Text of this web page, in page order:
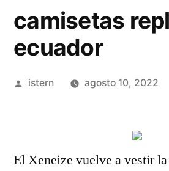
camisetas
ecuador
Publicado
istern agosto 10, 2022
El Xeneize vuelve a vestir